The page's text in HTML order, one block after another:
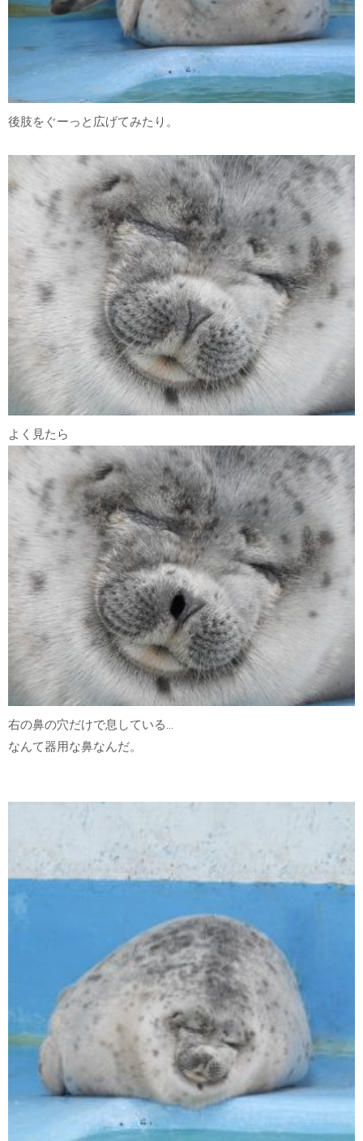
後肢をぐーっと広げてみたり。
よく見たら
右の鼻の穴だけで息している…
なんて器用な鼻なんだ。